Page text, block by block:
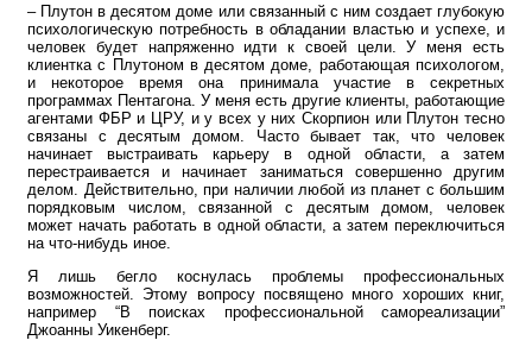
– Плутон в десятом доме или связанный с ним создает глубокую
психологическую потребность в обладании властью и успехе, и
человек будет напряженно идти к своей цели. У меня есть
клиентка с Плутоном в десятом доме, работающая психологом,
и некоторое время она принимала участие в секретных
программах Пентагона. У меня есть другие клиенты, работающие
агентами ФБР и ЦРУ, и у всех у них Скорпион или Плутон тесно
связаны с десятым домом. Часто бывает так, что человек
начинает выстраивать карьеру в одной области, а затем
перестраивается и начинает заниматься совершенно другим
делом. Действительно, при наличии любой из планет с большим
порядковым числом, связанной с десятым домом, человек
может начать работать в одной области, а затем переключиться
на что-нибудь иное.
Я лишь бегло коснулась проблемы профессиональных
возможностей. Этому вопросу посвящено много хороших книг,
например “В поисках профессиональной самореализации”
Джоанны Уикенберг.